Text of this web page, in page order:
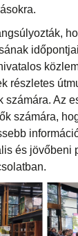
részletes
számára. Az
számára,
és jövőbeni